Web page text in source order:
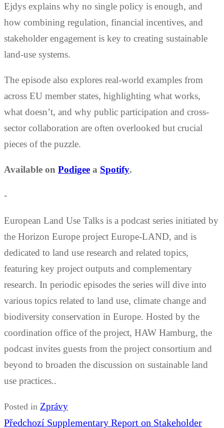
Ejdys explains why no single policy is enough, and
how combining regulation, financial incentives, and
stakeholder engagement is key to creating sustainable
land-use systems.
The episode also explores real-world examples from
across EU member states, highlighting what works,
what doesn’t, and why public participation and cross-
sector collaboration are often overlooked but crucial
pieces of the puzzle.
Available on Podigee a Spotify.
-
European Land Use Talks is a podcast series initiated by
the Horizon Europe project Europe-LAND, and is
dedicated to land use research and related topics,
featuring key project outputs and complementary
research. In periodic episodes the series will dive into
various topics related to land use, climate change and
biodiversity conservation in Europe. Hosted by the
coordination office of the project, HAW Hamburg, the
podcast invites guests from the project consortium and
beyond to broaden the discussion on sustainable land
use practices..
Posted in Zprávy
Navigace
Předchozí Předchozí
Supplementary Report on Stakeholder